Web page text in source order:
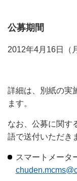
公募期間
2012年4月16日（
詳細は、別紙の実
ます。
なお、公募に関す
語で送付いただき
スマートメータ